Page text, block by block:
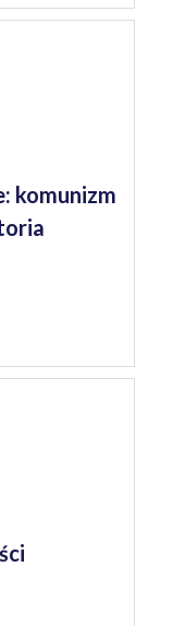
komunizm